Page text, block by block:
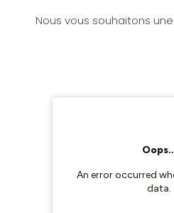
Nous vous souhaitons